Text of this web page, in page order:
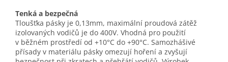
Tenká a bezpečná
Tloušťka pásky je 0,13mm, maximální proudová zátěž
izolovaných vodičů je do 400V. Vhodná pro použití
v běžném prostředí od +10°C do +90°C. Samozhášivé
přísady v materiálu pásky omezují hoření a zvyšují